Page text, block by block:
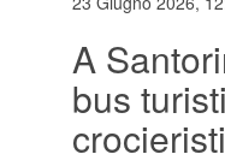
A
bus
crocieristi